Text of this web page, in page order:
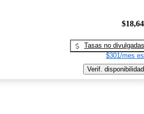
Tasas no divulgadas
$301/mes
Verif. disponibilidad